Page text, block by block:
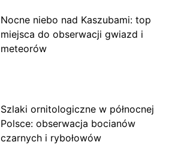
Nocne niebo nad Kaszubami: top
miejsca do obserwacji gwiazd i
meteorów
Szlaki ornitologiczne w północnej
Polsce: obserwacja bocianów
czarnych i rybołowów